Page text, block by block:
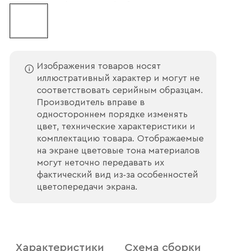
Изображения товаров носят
иллюстративный характер и могут не
соответствовать серийным образцам.
Производитель вправе в
одностороннем порядке изменять
цвет, технические характеристики и
комплектацию товара. Отображаемые
на экране цветовые тона материалов
могут неточно передавать их
фактический вид из‑за особенностей
цветопередачи экрана.
Характеристики Схема сборки
Ваш email
Номер телефона
компании